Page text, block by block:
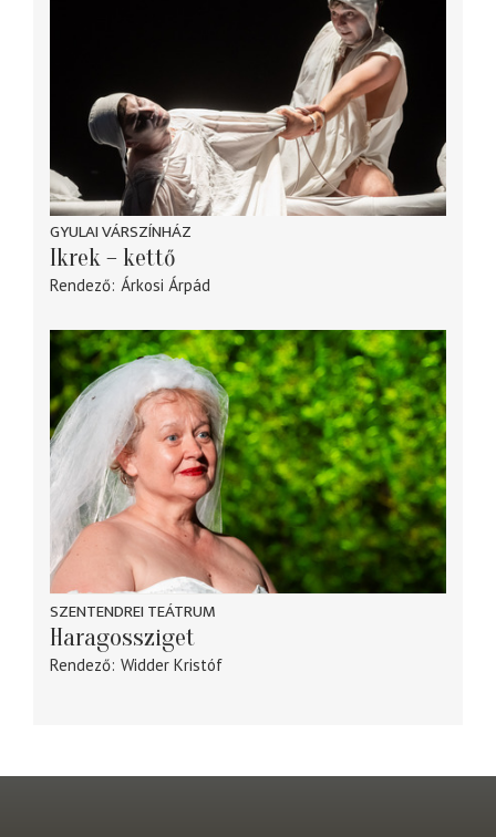
GYULAI VÁRSZÍNHÁZ
Ikrek – kettő
Rendező Árkosi Árpád
SZENTENDREI TEÁTRUM
Haragossziget
Rendező Widder Kristóf